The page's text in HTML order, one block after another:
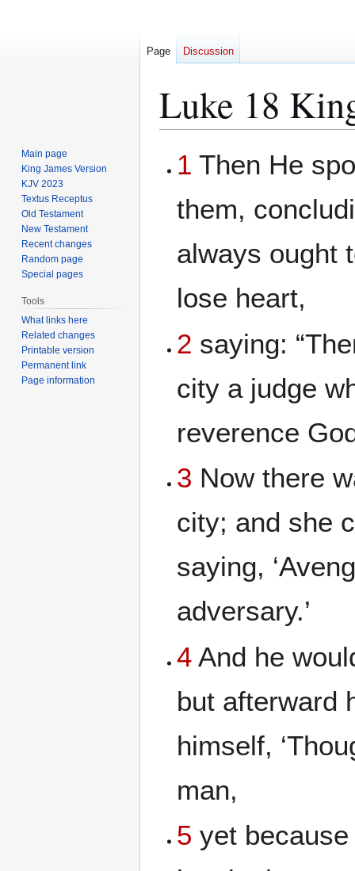
Luke 18
toto
1 Then He
them,
always ought
lose heart,
2 saying:
city a judge
reverence
3 Now there
city; and she
saying,
adversary.’
4 And he
but afterward
himself,
man,
5 yet
Page Discussion
Main page
King James Version
KJV 2023
Textus Receptus
Old Testament
New Testament
Recent changes
Random page
Special pages
Tools
What links here
Related changes
Printable version
Permanent link
Page information